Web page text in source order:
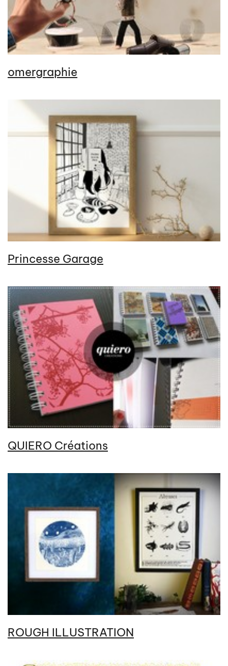
omergraphie
Princesse Garage
QUIERO Créations
ROUGH ILLUSTRATION